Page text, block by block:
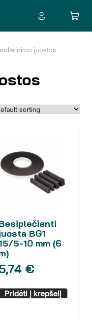
juostos
BG1
5-10 mm (6
€
Pridėti į krepšelį